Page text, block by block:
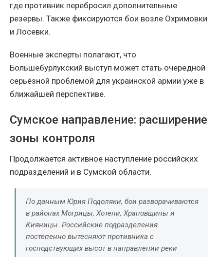
где противник перебросил дополнительные
резервы. Также фиксируются бои возле Охримовки
и Лосевки.
Военные эксперты полагают, что
Большебурлукский выступ может стать очередной
серьёзной проблемой для украинской армии уже в
ближайшей перспективе.
Сумское направление: расширение
зоны контроля
Продолжается активное наступление российских
подразделений и в Сумской области.
По данным Юрия Подоляки, бои разворачиваются
в районах Могрицы, Хотени, Храповщины и
Кияницы. Российские подразделения
постепенно вытесняют противника с
господствующих высот в направлении реки